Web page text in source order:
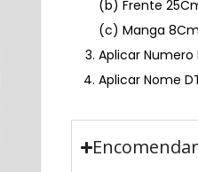
(b) Frente
(c) Manga
Aplicar Numero
Aplicar Nome
Encomendar